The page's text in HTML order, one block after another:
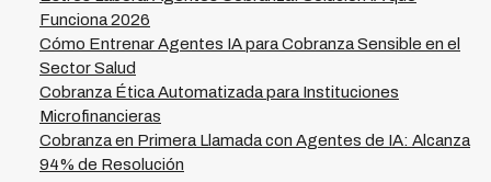
Funciona 2026
Cómo Entrenar Agentes IA para Cobranza Sensible en el
Sector Salud
Cobranza Ética Automatizada para Instituciones
Microfinancieras
Cobranza en Primera Llamada con Agentes de IA: Alcanza
94% de Resolución